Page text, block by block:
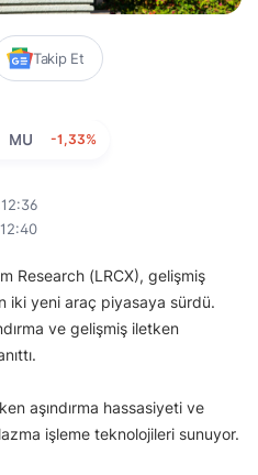
Takip Et
MU -1,33%
Research (LRCX), gelişmiş
iki yeni araç piyasaya sürdü.
ve gelişmiş iletken
aşındırma hassasiyeti ve
işleme teknolojileri sunuyor.